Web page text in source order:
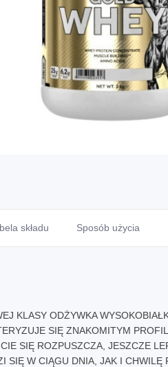
składu Sposób użycia
KLASY ODŻYWKA
SIĘ ZNAKOMITYM
SIĘ ROZPUSZCZA, JESZCZE
SIĘ W CIĄGU DNIA, JAK I